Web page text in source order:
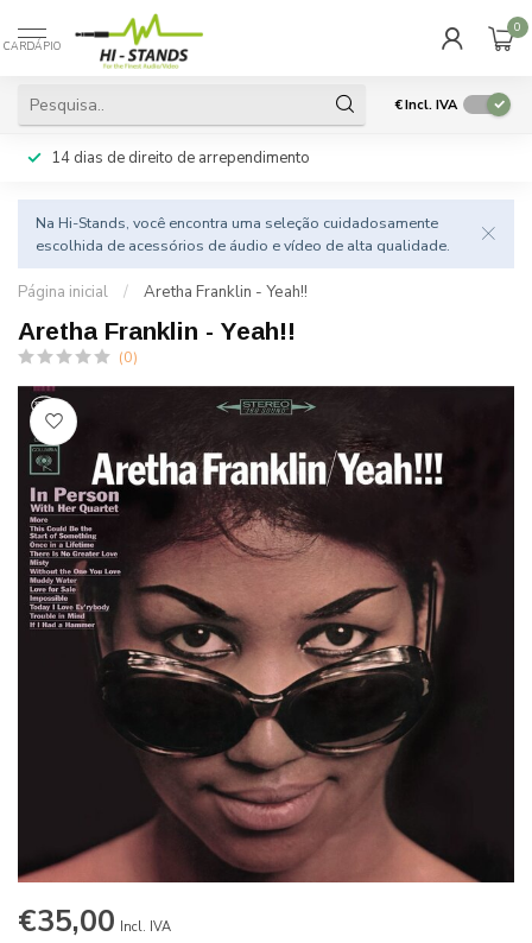
CARDÁPIO
0
€Incl. IVA
14 dias de direito de arrependimento
Na Hi-Stands, você encontra uma seleção cuidadosamente
escolhida de acessórios de áudio e vídeo de alta qualidade.
Página inicial / Aretha Franklin - Yeah!!
Aretha Franklin - Yeah!!
(0)
€35,00 Incl. IVA